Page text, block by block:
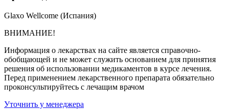
Glaxo Wellcome (Испания)
ВНИМАНИЕ!
Информация о лекарствах на сайте является справочно-
обобщающей и не может служить основанием для принятия
решения об использовании медикаментов в курсе лечения.
Перед применением лекарственного препарата обязательно
проконсультируйтесь с лечащим врачом
Уточнить у менеджера